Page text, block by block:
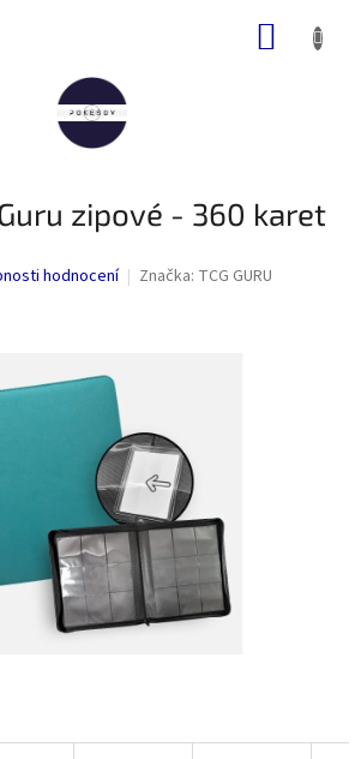
zipové - 360 karet
hodnocení Značka: TCG GURU